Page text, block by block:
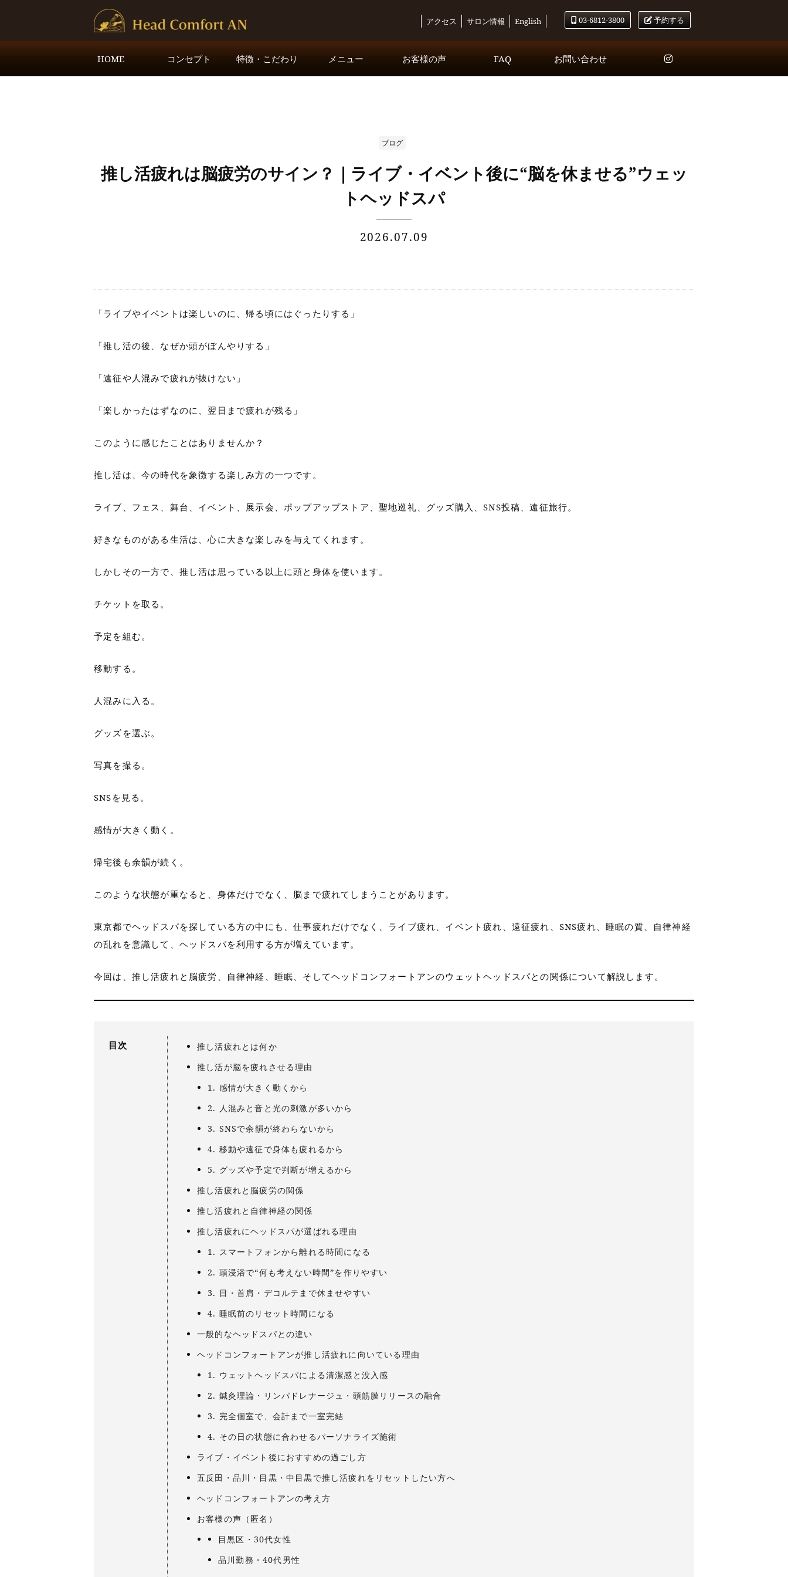
アクセス サロン情報 English 03-6812-3800 予約する
HOME コンセプト 特徴・こだわり メニュー お客様の声 FAQ お問い合わせ
ブログ
推し活疲れは脳疲労のサイン？｜ライブ・イベント後に“脳を休ませる”ウェッ
トヘッドスパ
2026.07.09
「ライブやイベントは楽しいのに、帰る頃にはぐったりする」
「推し活の後、なぜか頭がぼんやりする」
「遠征や人混みで疲れが抜けない」
「楽しかったはずなのに、翌日まで疲れが残る」
このように感じたことはありませんか？
推し活は、今の時代を象徴する楽しみ方の一つです。
ライブ、フェス、舞台、イベント、展示会、ポップアップストア、聖地巡礼、グッズ購入、SNS投稿、遠征旅行。
好きなものがある生活は、心に大きな楽しみを与えてくれます。
しかしその一方で、推し活は思っている以上に頭と身体を使います。
チケットを取る。
予定を組む。
移動する。
人混みに入る。
グッズを選ぶ。
写真を撮る。
SNSを見る。
感情が大きく動く。
帰宅後も余韻が続く。
このような状態が重なると、身体だけでなく、脳まで疲れてしまうことがあります。
東京都でヘッドスパを探している方の中にも、仕事疲れだけでなく、ライブ疲れ、イベント疲れ、遠征疲れ、SNS疲れ、睡眠の質、自律神経
の乱れを意識して、ヘッドスパを利用する方が増えています。
今回は、推し活疲れと脳疲労、自律神経、睡眠、そしてヘッドコンフォートアンのウェットヘッドスパとの関係について解説します。
目次
推し活疲れとは何か
推し活が脳を疲れさせる理由
1. 感情が大きく動くから
2. 人混みと音と光の刺激が多いから
3. SNSで余韻が終わらないから
4. 移動や遠征で身体も疲れるから
5. グッズや予定で判断が増えるから
推し活疲れと脳疲労の関係
推し活疲れと自律神経の関係
推し活疲れにヘッドスパが選ばれる理由
1. スマートフォンから離れる時間になる
2. 頭浸浴で“何も考えない時間”を作りやすい
3. 目・首肩・デコルテまで休ませやすい
4. 睡眠前のリセット時間になる
一般的なヘッドスパとの違い
ヘッドコンフォートアンが推し活疲れに向いている理由
1. ウェットヘッドスパによる清潔感と没入感
2. 鍼灸理論・リンパドレナージュ・頭筋膜リリースの融合
3. 完全個室で、会計まで一室完結
4. その日の状態に合わせるパーソナライズ施術
ライブ・イベント後におすすめの過ごし方
五反田・品川・目黒・中目黒で推し活疲れをリセットしたい方へ
ヘッドコンフォートアンの考え方
お客様の声（匿名）
目黒区・30代女性
品川勤務・40代男性